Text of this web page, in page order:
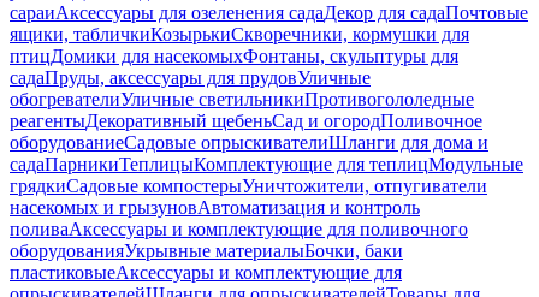
сараиАксессуары для озеленения садаДекор для садаПочтовые
ящики, табличкиКозырькиСкворечники, кормушки для
птицДомики для насекомыхФонтаны, скульптуры для
садаПруды, аксессуары для прудовУличные
обогревателиУличные светильникиПротивогололедные
реагентыДекоративный щебеньСад и огородПоливочное
оборудованиеСадовые опрыскивателиШланги для дома и
садаПарникиТеплицыКомплектующие для теплицМодульные
грядкиСадовые компостерыУничтожители, отпугиватели
насекомых и грызуновАвтоматизация и контроль
поливаАксессуары и комплектующие для поливочного
оборудованияУкрывные материалыБочки, баки
пластиковыеАксессуары и комплектующие для